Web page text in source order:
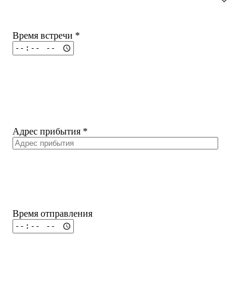
Время встречи *
Адрес прибытия *
Время отправления